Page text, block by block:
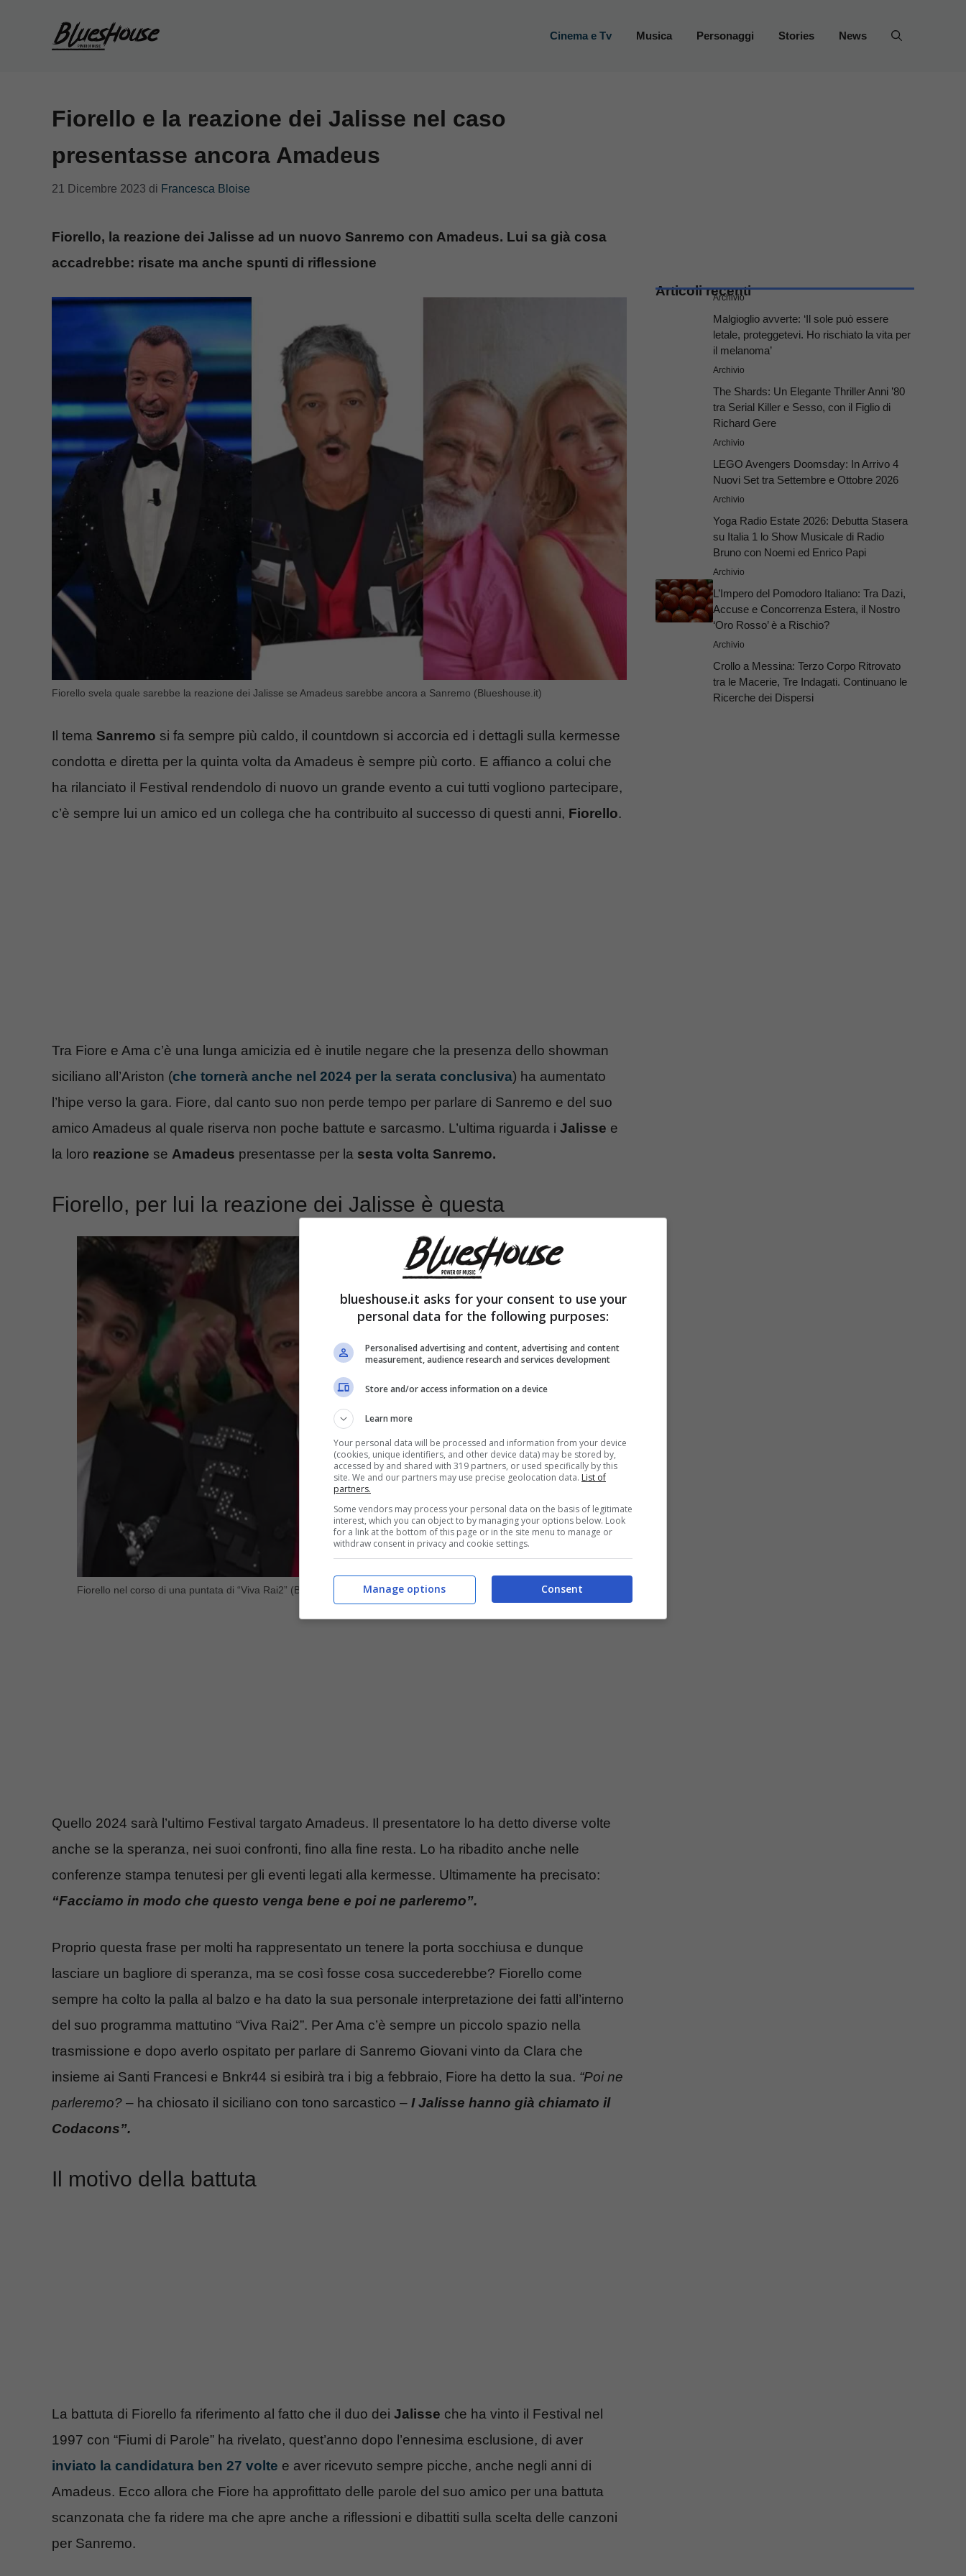
Cinema e Tv Musica Personaggi Stories News
Fiorello e la reazione dei Jalisse nel caso
presentasse ancora Amadeus
21 Dicembre 2023 di Francesca Bloise
Fiorello, la reazione dei Jalisse ad un nuovo Sanremo con Amadeus. Lui sa già cosa
accadrebbe: risate ma anche spunti di riflessione
Fiorello svela quale sarebbe la reazione dei Jalisse se Amadeus sarebbe ancora a Sanremo (Blueshouse.it)
Il tema Sanremo si fa sempre più caldo, il countdown si accorcia ed i dettagli sulla kermesse
condotta e diretta per la quinta volta da Amadeus è sempre più corto. E affianco a colui che
ha rilanciato il Festival rendendolo di nuovo un grande evento a cui tutti vogliono partecipare,
c’è sempre lui un amico ed un collega che ha contribuito al successo di questi anni, Fiorello.
Tra Fiore e Ama c’è una lunga amicizia ed è inutile negare che la presenza dello showman
siciliano all’Ariston (che tornerà anche nel 2024 per la serata conclusiva) ha aumentato
l’hipe verso la gara. Fiore, dal canto suo non perde tempo per parlare di Sanremo e del suo
amico Amadeus al quale riserva non poche battute e sarcasmo. L’ultima riguarda i Jalisse e
la loro reazione se Amadeus presentasse per la sesta volta Sanremo.
Fiorello, per lui la reazione dei Jalisse è questa
Fiorello nel corso di una puntata di “Viva Rai2” (Blueshouse.it)
Quello 2024 sarà l’ultimo Festival targato Amadeus. Il presentatore lo ha detto diverse volte
anche se la speranza, nei suoi confronti, fino alla fine resta. Lo ha ribadito anche nelle
conferenze stampa tenutesi per gli eventi legati alla kermesse. Ultimamente ha precisato:
“Facciamo in modo che questo venga bene e poi ne parleremo”.
Proprio questa frase per molti ha rappresentato un tenere la porta socchiusa e dunque
lasciare un bagliore di speranza, ma se così fosse cosa succederebbe? Fiorello come
sempre ha colto la palla al balzo e ha dato la sua personale interpretazione dei fatti all’interno
del suo programma mattutino “Viva Rai2”. Per Ama c’è sempre un piccolo spazio nella
trasmissione e dopo averlo ospitato per parlare di Sanremo Giovani vinto da Clara che
insieme ai Santi Francesi e Bnkr44 si esibirà tra i big a febbraio, Fiore ha detto la sua. “Poi ne
parleremo? – ha chiosato il siciliano con tono sarcastico – I Jalisse hanno già chiamato il
Codacons”.
Il motivo della battuta
La battuta di Fiorello fa riferimento al fatto che il duo dei Jalisse che ha vinto il Festival nel
1997 con “Fiumi di Parole” ha rivelato, quest’anno dopo l’ennesima esclusione, di aver
inviato la candidatura ben 27 volte e aver ricevuto sempre picche, anche negli anni di
Amadeus. Ecco allora che Fiore ha approfittato delle parole del suo amico per una battuta
scanzonata che fa ridere ma che apre anche a riflessioni e dibattiti sulla scelta delle canzoni
per Sanremo.
Articoli recenti
Archivio
Malgioglio avverte: ‘Il sole può essere
letale, proteggetevi. Ho rischiato la vita per
il melanoma’
Archivio
The Shards: Un Elegante Thriller Anni ’80
tra Serial Killer e Sesso, con il Figlio di
Richard Gere
Archivio
LEGO Avengers Doomsday: In Arrivo 4
Nuovi Set tra Settembre e Ottobre 2026
Archivio
Yoga Radio Estate 2026: Debutta Stasera
su Italia 1 lo Show Musicale di Radio
Bruno con Noemi ed Enrico Papi
Archivio
L’Impero del Pomodoro Italiano: Tra Dazi,
Accuse e Concorrenza Estera, il Nostro
‘Oro Rosso’ è a Rischio?
Archivio
Crollo a Messina: Terzo Corpo Ritrovato
tra le Macerie, Tre Indagati. Continuano le
Ricerche dei Dispersi
blueshouse.it asks for your consent to use your
personal data for the following purposes:
Personalised advertising and content, advertising and content
measurement, audience research and services development
Store and/or access information on a device
Learn more
Your personal data will be processed and information from your device
(cookies, unique identifiers, and other device data) may be stored by,
accessed by and shared with 319 partners, or used specifically by this
site. We and our partners may use precise geolocation data. List of
partners.
Some vendors may process your personal data on the basis of legitimate
interest, which you can object to by managing your options below. Look
for a link at the bottom of this page or in the site menu to manage or
withdraw consent in privacy and cookie settings.
Consent
Manage options